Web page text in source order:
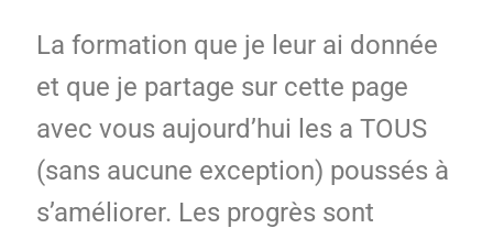
La formation que je leur ai donnée
et que je partage sur cette page
avec vous aujourd’hui les a TOUS
(sans aucune exception) poussés à
s’améliorer. Les progrès sont